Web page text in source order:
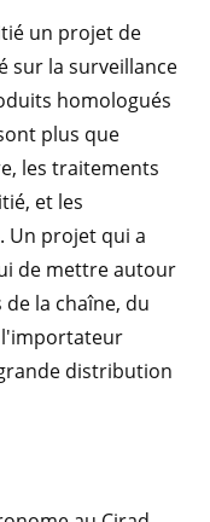
un projet de
sur la surveillance
homologués
plus que
les traitements
et les
Un projet qui a
de mettre autour
la chaîne, du
l'importateur
distribution